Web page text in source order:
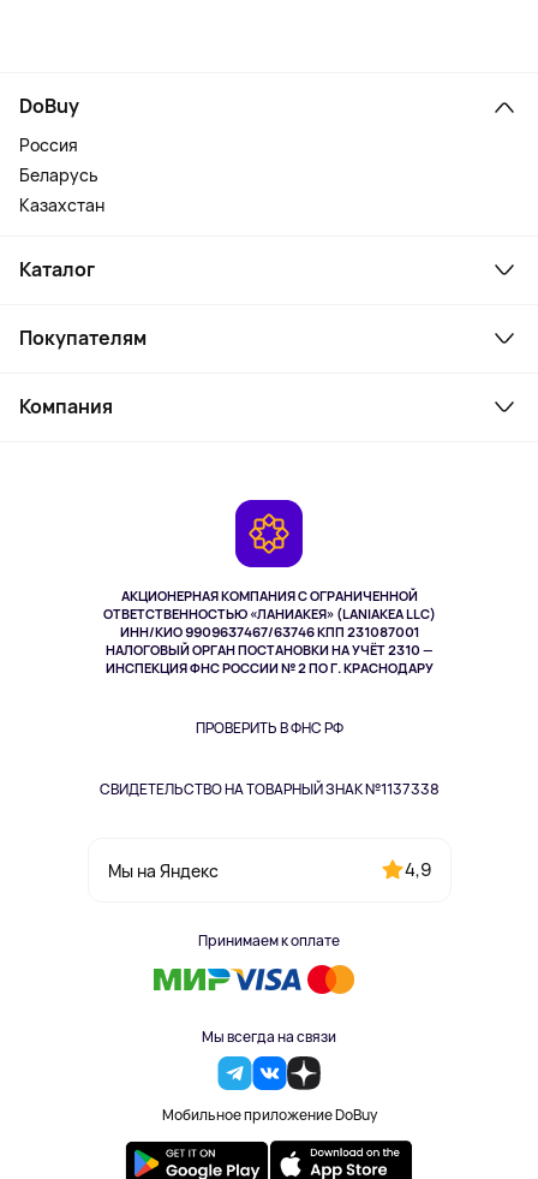
АКЦИОНЕРНАЯ КОМПАНИЯ С ОГРАНИЧЕННОЙ
ОТВЕТСТВЕННОСТЬЮ «ЛАНИАКЕЯ» (LANIAKEA LLC)
ИНН/КИО 9909637467/63746 КПП 231087001
НАЛОГОВЫЙ ОРГАН ПОСТАНОВКИ НА УЧЁТ 2310 —
ИНСПЕКЦИЯ ФНС РОССИИ № 2 ПО Г. КРАСНОДАРУ
ПРОВЕРИТЬ В ФНС РФ
СВИДЕТЕЛЬСТВО НА ТОВАРНЫЙ ЗНАК №1137338
Мы на Яндекс 4,9
Принимаем к оплате
Мы всегда на связи
Мобильное приложение DoBuy
DoBuy
Россия
Беларусь
Казахстан
Каталог
Ноутбуки, мониторы, VR
Косметика и уход
Здоровье питомцев
Одежда и аксессуары
Покупателям
Как заказать
Компания